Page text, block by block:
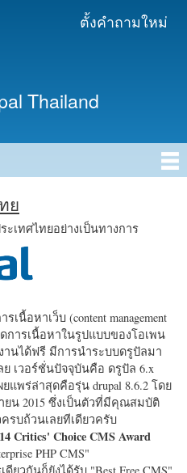
ตั้งคำถามใหม่
Thailand
ย
เทศไทยอย่างเป็นทางการ
นื้อหาเว็บ (content management
การเนื้อหาในรูปแบบของโอเพน
านได้ฟรี มีการนำระบบดรูปัลมา
ย เวอร์ชั่นปัจจุบันคือ ดรูปัล 6.x
แพร่ล่าสุดคือรุ่น drupal 8.6.2 โดย
ยน 2015 ซึ่งเป็นตัวที่มีคุณสมบัติ
ครบถ้วนเลยทีเดียวครับ
Critics' Choice CMS Award
PHP CMS"